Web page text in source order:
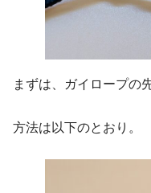
まずは、ガイロープの
方法は以下のとおり。